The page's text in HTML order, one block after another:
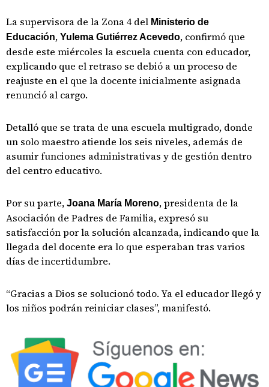
La supervisora de la Zona 4 del Ministerio de
Educación, Yulema Gutiérrez Acevedo, confirmó que
desde este miércoles la escuela cuenta con educador,
explicando que el retraso se debió a un proceso de
reajuste en el que la docente inicialmente asignada
renunció al cargo.
Detalló que se trata de una escuela multigrado, donde
un solo maestro atiende los seis niveles, además de
asumir funciones administrativas y de gestión dentro
del centro educativo.
Por su parte, Joana María Moreno, presidenta de la
Asociación de Padres de Familia, expresó su
satisfacción por la solución alcanzada, indicando que la
llegada del docente era lo que esperaban tras varios
días de incertidumbre.
“Gracias a Dios se solucionó todo. Ya el educador llegó y
los niños podrán reiniciar clases”, manifestó.